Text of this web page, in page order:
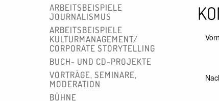
ARBEITSBEI­SPIELE
JOURNALISMUS
ARBEITSBEI­SPIELE
KULTUR­MANAGEMENT/
CORPORATE STORYTELLING
BUCH- UND CD-PROJEKTE
VORTRÄGE, SEMINARE,
MODERATION
BÜHNE